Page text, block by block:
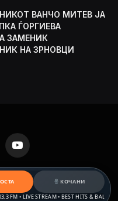
ВАНЧО МИТЕВ ЈА
ЃОРГИЕВА
ЗАМЕНИК
НА ЗРНОВЦИ
YouTube
by MKNET.
КОЧАНИ
LIVE STREAM • BEST HITS & BALKAN